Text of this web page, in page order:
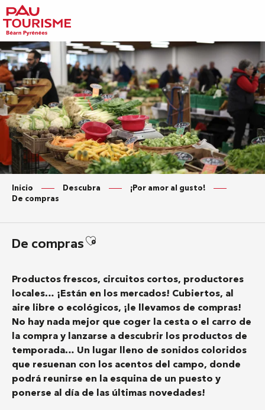
Aller
au
contenu
principal
Inicio Descubra
¡Por amor al gusto!
De compras
De comprasAjouter aux favoris
Productos frescos, circuitos cortos, productores
locales… ¡Están en los mercados! Cubiertos, al
aire libre o ecológicos, ¡le llevamos de compras!
No hay nada mejor que coger la cesta o el carro de
la compra y lanzarse a descubrir los productos de
temporada… Un lugar lleno de sonidos coloridos
que resuenan con los acentos del campo, donde
podrá reunirse en la esquina de un puesto y
ponerse al día de las últimas novedades!